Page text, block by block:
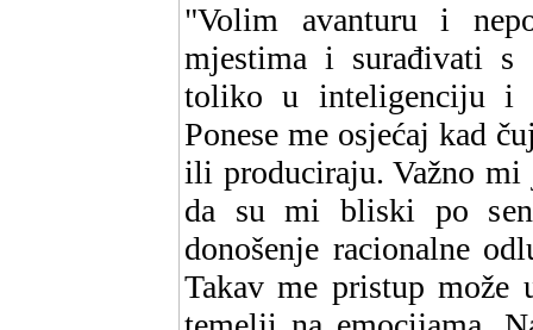
"Volim avanturu i
mjestima i surađivati s
toliko u inteligenciju i
Ponese me osjećaj kad
ili produciraju. Važno
da su mi bliski po
donošenje racionalne
Takav me pristup